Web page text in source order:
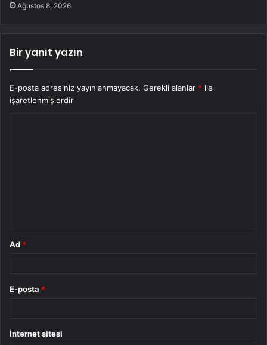
Ağustos 8, 2026
Bir yanıt yazın
E-posta adresiniz yayınlanmayacak. Gerekli alanlar * ile
işaretlenmişlerdir
Ad *
E-posta *
İnternet sitesi